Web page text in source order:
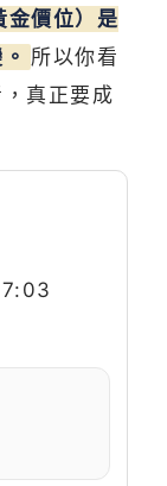
金價位）是
所以你看
真正要成